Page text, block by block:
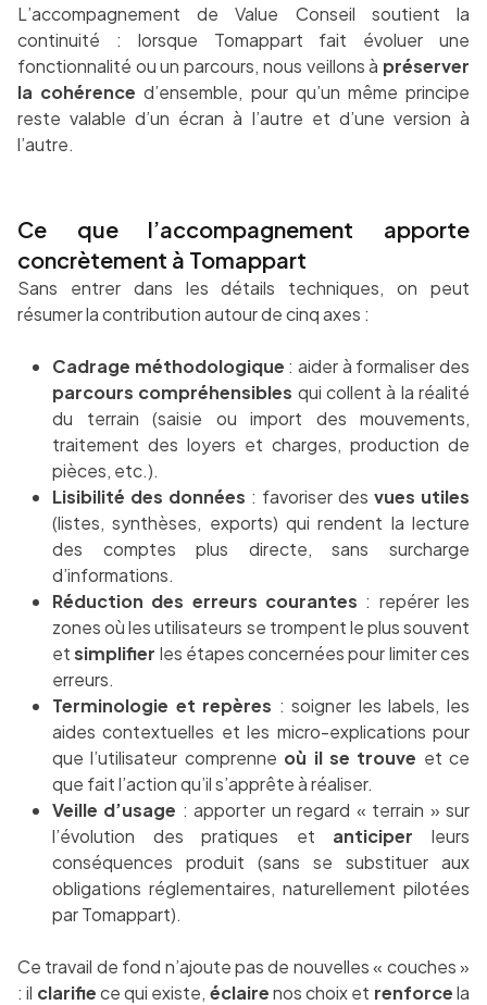
L’accompagnement de Value Conseil soutient la
continuité : lorsque Tomappart fait évoluer une
fonctionnalité ou un parcours, nous veillons à préserver
la cohérence d’ensemble, pour qu’un même principe
reste valable d’un écran à l’autre et d’une version à
l’autre.
Ce que l’accompagnement apporte
concrètement à Tomappart
Sans entrer dans les détails techniques, on peut
résumer la contribution autour de cinq axes :
Cadrage méthodologique : aider à formaliser des
parcours compréhensibles qui collent à la réalité
du terrain (saisie ou import des mouvements,
traitement des loyers et charges, production de
pièces, etc.).
Lisibilité des données : favoriser des vues utiles
(listes, synthèses, exports) qui rendent la lecture
des comptes plus directe, sans surcharge
d’informations.
Réduction des erreurs courantes : repérer les
zones où les utilisateurs se trompent le plus souvent
etsimplifier les étapes concernées pour limiter ces
erreurs.
Terminologie et repères : soigner les labels, les
aides contextuelles et les micro-explications pour
que l’utilisateur comprenne où il se trouve et ce
que fait l’action qu’il s’apprête à réaliser.
Veille d’usage : apporter un regard « terrain » sur
l’évolution des pratiques et anticiper leurs
conséquences produit (sans se substituer aux
obligations réglementaires, naturellement pilotées
par Tomappart).
Ce travail de fond n’ajoute pas de nouvelles « couches »
: il clarifiece qui existe, éclairenos choix et renforcela